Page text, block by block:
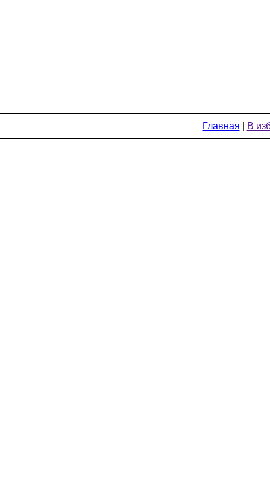
Главная В